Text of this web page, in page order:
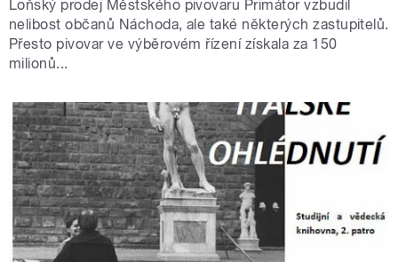
Loňský prodej Městského pivovaru Primátor vzbudil
nelibost občanů Náchoda, ale také některých zastupitelů.
Přesto pivovar ve výběrovém řízení získala za 150
milionů...